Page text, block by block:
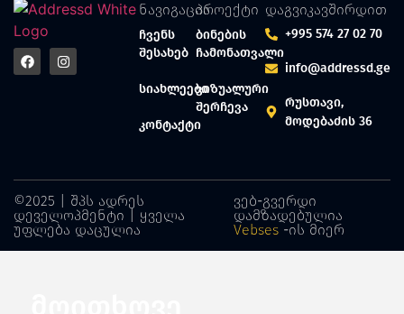
ნავიგაცია
ჩვენს
შესახებ
სიახლეები
კონტაქტი
პროექტი
ბინების
ჩამონათვალი
ვიზუალური
შერჩევა
დაგვიკავშირდით
+995 574 27 02 70
info@addressd.ge
რუსთავი,
მოდებაძის 36
©2025 | შპს ადრეს
დეველოპმენტი | ყველა
უფლება დაცულია
ვებ-გვერდი
დამზადებულია
Vebses -ის მიერ